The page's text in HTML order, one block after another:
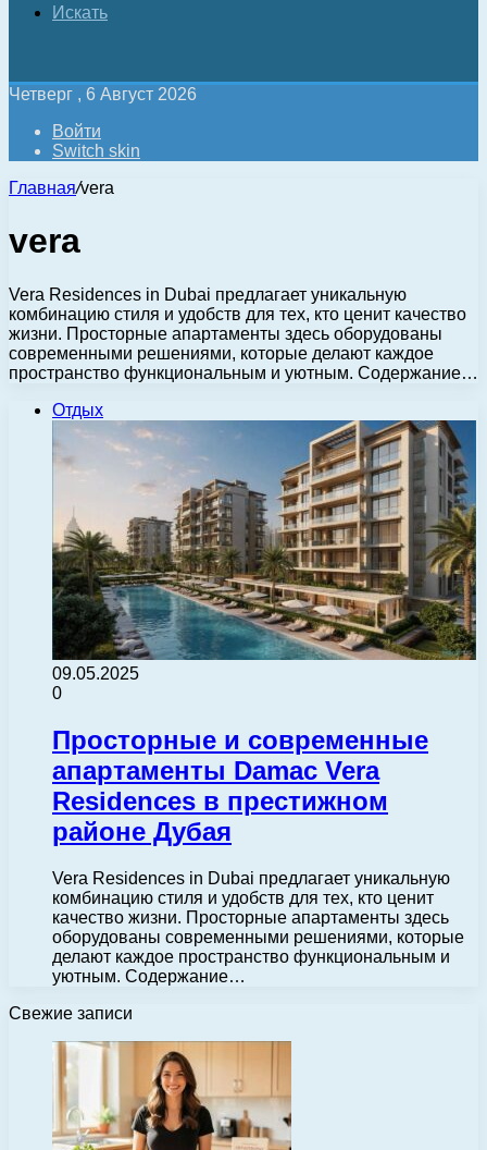
Искать
Четверг , 6 Август 2026
Войти
Switch skin
Главная/vera
vera
Vera Residences in Dubai предлагает уникальную
комбинацию стиля и удобств для тех, кто ценит качество
жизни. Просторные апартаменты здесь оборудованы
современными решениями, которые делают каждое
пространство функциональным и уютным. Содержание…
Отдых
09.05.2025
0
Просторные и современные
апартаменты Damac Vera
Residences в престижном
районе Дубая
Vera Residences in Dubai предлагает уникальную
комбинацию стиля и удобств для тех, кто ценит
качество жизни. Просторные апартаменты здесь
оборудованы современными решениями, которые
делают каждое пространство функциональным и
уютным. Содержание…
Свежие записи